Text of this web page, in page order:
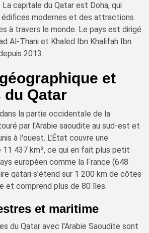
La capitale du Qatar est Doha, qui
édifices modernes et des attractions
à travers le monde. Le pays est dirigé
Al-Thani et Khaled Ibn Khalifah Ibn
2013.
et
Qatar
la partie occidentale de la
par l'Arabie saoudite au sud-est et
à l'ouest. L'État couvre une
437 km², ce qui en fait plus petit
européen comme la France (648
qatari s'étend sur 1 200 km de côtes
et comprend plus de 80 îles.
et maritime
du Qatar avec l'Arabie Saoudite sont